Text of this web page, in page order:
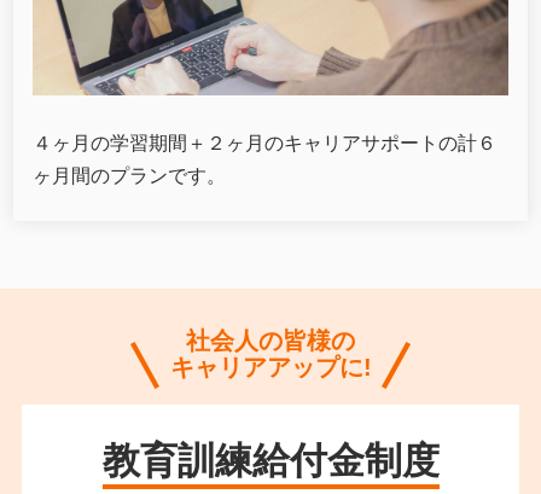
４ヶ月の学習期間＋２ヶ月のキャリアサポートの計６
ヶ月間のプランです。
社会人の皆様の
キャリアアップに!
教育訓練給付金制度